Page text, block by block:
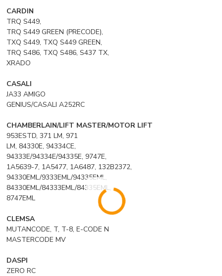
CARDIN
TRQ S449,
TRQ S449 GREEN (PRECODE),
TXQ S449, TXQ S449 GREEN,
TRQ S486, TXQ S486, S437 TX,
XRADO
CASALI
JA33 AMIGO
GENIUS/CASALI A252RC
CHAMBERLAIN/LIFT MASTER/MOTOR LIFT
953ESTD, 371 LM, 971
LM, 84330E, 94334CE,
94333E/94334E/94335E, 9747E,
1A5639-7, 1A5477, 1A6487, 132B2372,
94330EML/9333EML/94335EML,
84330EML/84333EML/84335EML,
8747EML
CLEMSA
MUTANCODE, T, T-8, E-CODE N
MASTERCODE MV
DASPI
ZERO RC